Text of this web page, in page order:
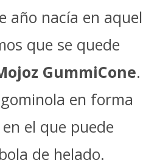
año nacía en aquel
que se quede
GummiCone.
en forma
el que puede
de helado.